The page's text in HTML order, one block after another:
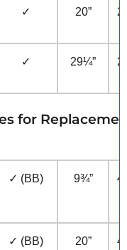
✓ 20”
✓ 29¼”
for
✓ (BB) 9¾”
✓ (BB) 20”